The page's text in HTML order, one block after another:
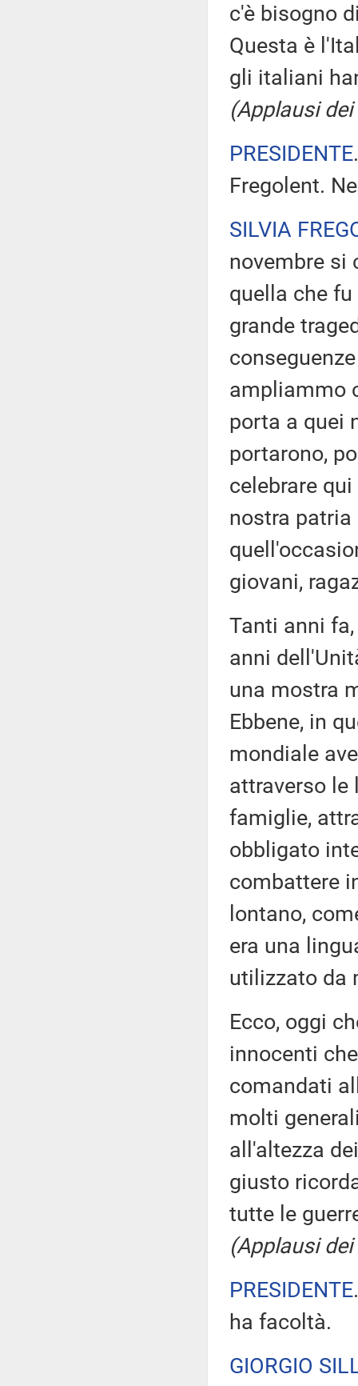
c'è bisogno
Questa è
gli italiani
(Applausi
PRESIDENTE
Fregolent.
SILVIA
novembre si
quella che
grande
ampliammo
porta a quei
portarono,
celebrare
nostra patria
giovani,
Tanti anni
anni
una mostra
Ebbene, in
mondiale
attraverso le
famiglie,
obbligato
combattere
lontano,
era una
utilizzato da
Ecco, oggi
innocenti
comandati
molti
all'altezza
giusto
tutte le
(Applausi
PRESIDENTE
ha facoltà.
GIORGIO